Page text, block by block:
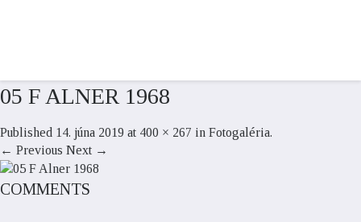
05 F ALNER 1968
Published 14. júna 2019 at 400 × 267 in Fotogaléria.
← Previous Next →
COMMENTS